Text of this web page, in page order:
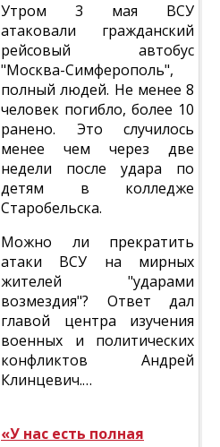
Утром 3 мая ВСУ
атаковали гражданский
рейсовый автобус
"Москва-Симферополь",
полный людей. Не менее 8
человек погибло, более 10
ранено. Это случилось
менее чем через две
недели после удара по
детям в колледже
Старобельска.
Можно ли прекратить
атаки ВСУ на мирных
жителей "ударами
возмездия"? Ответ дал
главой центра изучения
военных и политических
конфликтов Андрей
Клинцевич.…
«У нас есть полная